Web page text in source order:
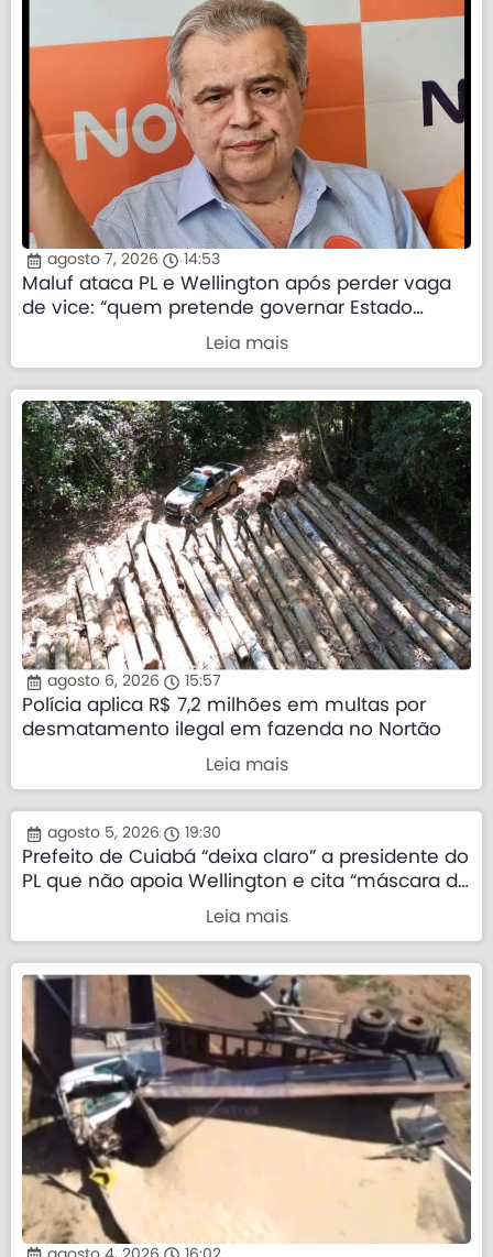
agosto 7, 2026 14:53
Maluf ataca PL e Wellington após perder vaga
de vice: “quem pretende governar Estado
precisa demonstrar que sua palavra tem valor”
Leia mais
agosto 6, 2026 15:57
Polícia aplica R$ 7,2 milhões em multas por
desmatamento ilegal em fazenda no Nortão
Leia mais
agosto 5, 2026 19:30
Prefeito de Cuiabá “deixa claro” a presidente do
PL que não apoia Wellington e cita “máscara da
Leia mais